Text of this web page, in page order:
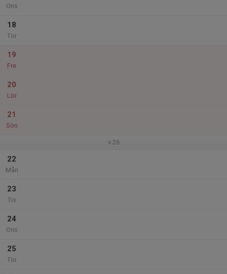
Ons
18
Tor
19
Fre
20
Lör
21
Sön
v.26
22
Mån
23
Tis
24
Ons
25
Tor